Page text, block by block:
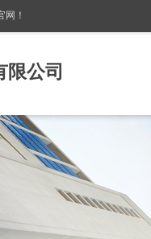
网！
限公司